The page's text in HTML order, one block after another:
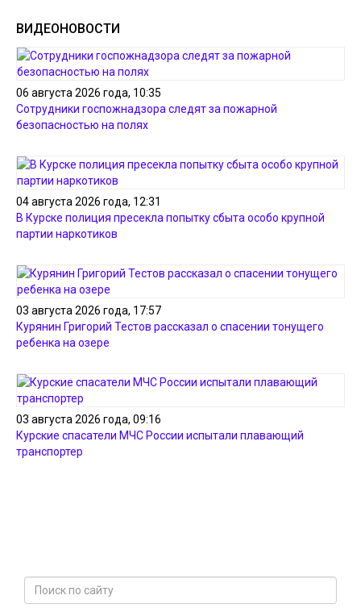
ВИДЕОНОВОСТИ
06 августа 2026 года, 10:35
Сотрудники госпожнадзора следят за пожарной
безопасностью на полях
04 августа 2026 года, 12:31
В Курске полиция пресекла попытку сбыта особо крупной
партии наркотиков
03 августа 2026 года, 17:57
Курянин Григорий Тестов рассказал о спасении тонущего
ребенка на озере
03 августа 2026 года, 09:16
Курские спасатели МЧС России испытали плавающий
транспортер